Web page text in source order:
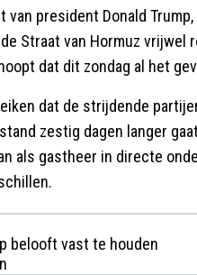
van president Donald
Straat van Hormuz
dat dit zondag al het
dat de strijdende
zestig dagen langer
als gastheer in directe
belooft vast te houden